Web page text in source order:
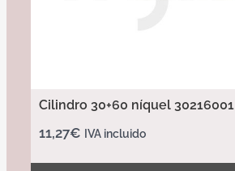
Cilindro 30+60 níquel 30216001
11,27€ IVA incluido